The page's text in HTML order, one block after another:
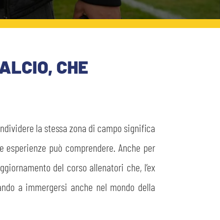
CHE
la stessa zona di campo significa
può comprendere. Anche per
del corso allenatori che, l’ex
a immergersi anche nel mondo della